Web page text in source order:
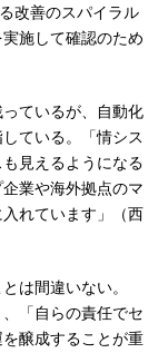
改善のスパイラル
施して確認のため
ているが、自動化
ている。「情シス
見えるようになる
業や海外拠点のマ
れています」（西
は間違いない。
「自らの責任でセ
醸成することが重